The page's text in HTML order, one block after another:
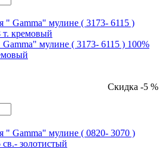
мулине ( 3173- 6115 ) 100%
Скидка -5 %